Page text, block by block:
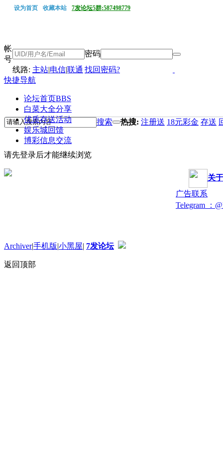
设为首页 收藏本站 7发论坛5群:587498779
帐
号
密码
线路: 主站|电信|联通 找回密码?
快捷导航
论坛首页BBS
白菜大全分享
优质存送活动
娱乐城回馈
博彩信息交流
搜索 热搜: 注册送 18元彩金 存送
请先登录后才能继续浏览
关
广告联系
Telegram ：
Archiver|手机版|小黑屋| 7发论坛
返回顶部